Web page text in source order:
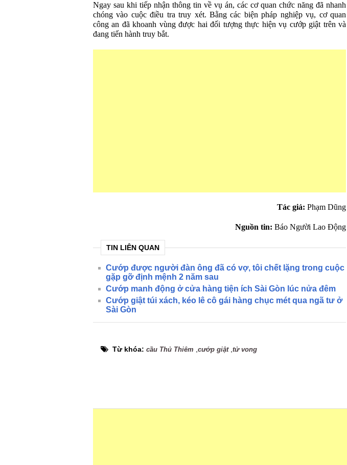
Ngay sau khi tiếp nhận thông tin về vụ án, các cơ quan chức năng đã nhanh
chóng vào cuộc điều tra truy xét. Bằng các biện pháp nghiệp vụ, cơ quan
công an đã khoanh vùng được hai đối tượng thực hiện vụ cướp giật trên và
đang tiến hành truy bắt.
Tác giả: Phạm Dũng
Nguồn tin: Báo Người Lao Động
TIN LIÊN QUAN
Cướp được người đàn ông đã có vợ, tôi chết lặng trong cuộc
gặp gỡ định mệnh 2 năm sau
Cướp manh động ở cửa hàng tiện ích Sài Gòn lúc nửa đêm
Cướp giật túi xách, kéo lê cô gái hàng chục mét qua ngã tư ở
Sài Gòn
Từ khóa: cầu Thủ Thiêm cướp giật, tử vong